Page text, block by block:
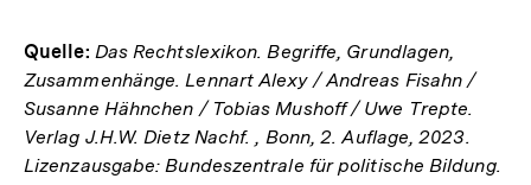
Quelle: Das Rechtslexikon. Begriffe, Grundlagen,
Zusammenhänge. Lennart Alexy / Andreas Fisahn /
Susanne Hähnchen / Tobias Mushoff / Uwe Trepte.
Verlag J.H.W. Dietz Nachf. , Bonn, 2. Auflage, 2023.
Lizenzausgabe: Bundeszentrale für politische Bildung.